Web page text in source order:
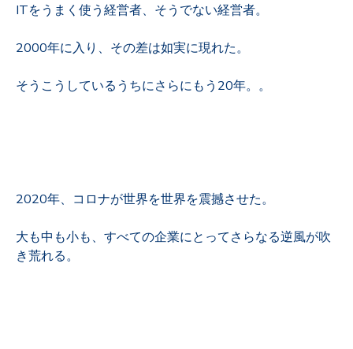
ITをうまく使う経営者、そうでない経営者。
2000年に入り、その差は如実に現れた。
そうこうしているうちにさらにもう20年。。
2020年、コロナが世界を世界を震撼させた。
大も中も小も、すべての企業にとってさらなる逆風が吹
き荒れる。